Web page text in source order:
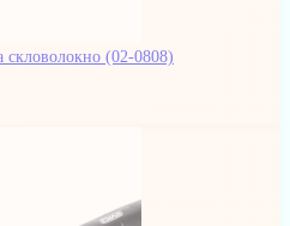
скловолокно (02-0808)